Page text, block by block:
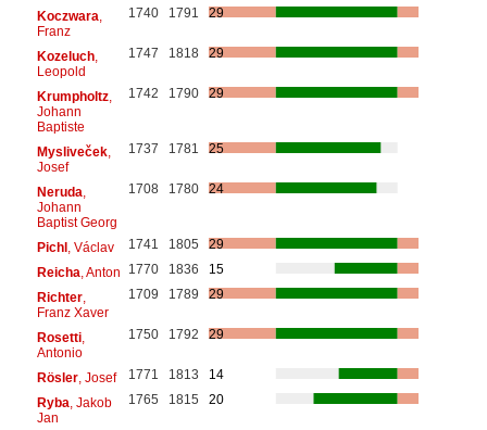
Koczwara
Franz
1740 1791 29
Kozeluch,
Leopold
1747 1818 29
Krumpholtz,
Johann
Baptiste
1742 1790 29
Mysliveček,
Josef
1737 1781 25
Neruda
Johann
Baptist Georg
1708 1780 24
Pichl, Václav 1741 1805
29
Reicha , Anton 1770 1836
15
Richter,
Franz Xaver
1709 1789 29
Rosetti,
Antonio
1750 1792 29
Rösler, Josef 1771 1813
14
Ryba , Jakob
Jan
1765 1815 20